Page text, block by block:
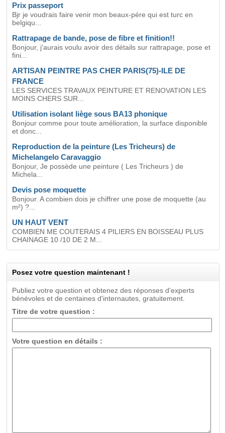
Prix passeport
Bjr je voudrais faire venir mon beaux-pére qui est turc en
belgiqu...
Rattrapage de bande, pose de fibre et finition!!
Bonjour, j'aurais voulu avoir des détails sur rattrapage, pose et
fini...
ARTISAN PEINTRE PAS CHER PARIS(75)-ILE DE
FRANCE
LES SERVICES TRAVAUX PEINTURE ET RENOVATION LES
MOINS CHERS SUR...
Utilisation isolant liège sous BA13 phonique
Bonjour comme pour toute amélioration, la surface disponible
et donc...
Reproduction de la peinture (Les Tricheurs) de
Michelangelo Caravaggio
Bonjour, Je possède une peinture ( Les Tricheurs ) de
Michela...
Devis pose moquette
Bonjour. A combien dois je chiffrer une pose de moquette (au
m²) ?...
UN HAUT VENT
COMBIEN ME COUTERAIS 4 PILIERS EN BOISSEAU PLUS
CHAINAGE 10 /10 DE 2 M...
Posez votre question maintenant !
Publiez votre question et obtenez des réponses d'experts
bénévoles et de centaines d'internautes, gratuitement.
Titre de votre question :
Votre question en détails :